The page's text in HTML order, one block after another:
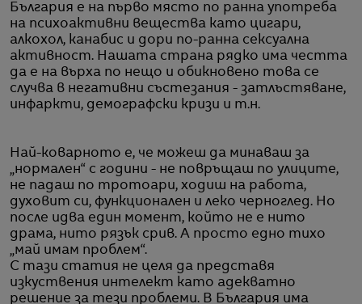
България е на първо място по ранна употреба
на психоактивни вещества като цигари,
алкохол, канабис и дори по-ранна сексуална
активност. Нашата страна рядко има честта
да е на върха по нещо и обикновено това се
случва в негативни състезания - затлъстяване,
инфаркти, демографски кризи и т.н.
Най-коварното е, че можеш да минаваш за
„нормален“ с години - не повръщаш по улиците,
не падаш по тротоари, ходиш на работа,
духовит си, функционален и леко черноглед. Но
после идва един момент, който не е нито
драма, нито рязък срив. А просто едно тихо
„май имам проблем“.
С тази статия не целя да представя
изкуствения интелект като адекватно
решение за тези проблеми. В България има